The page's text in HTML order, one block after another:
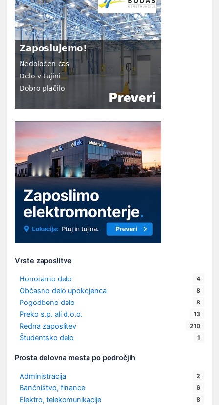
Vrste zaposlitve
Honorarno delo 4
Občasno delo upokojenca 8
Pogodbeno delo 8
Preko s.p. ali d.o.o. 13
Redna zaposlitev 210
Študentsko delo 1
Prosta delovna mesta po področjih
Administracija 2
Bančništvo, finance 6
Elektro, telekomunikacije 8